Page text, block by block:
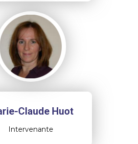
Claude Huot
Intervenante